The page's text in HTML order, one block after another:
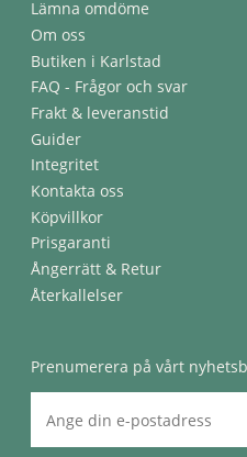
Lämna omdöme
Om oss
Butiken i Karlstad
FAQ - Frågor och svar
Frakt & leveranstid
Guider
Integritet
Kontakta oss
Köpvillkor
Prisgaranti
Ångerrätt & Retur
Återkallelser
Prenumerera på vårt